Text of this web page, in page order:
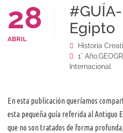
28
ABRIL
Egipto
Historia
1° Año,
Internacional
En esta publicación queríamos
esta pequeña guía referida al Antiguo
que no son tratados de forma